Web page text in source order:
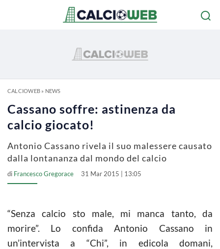
CALCIOWEB» NEWS
Cassano soffre: astinenza da
calcio giocato!
Antonio Cassano rivela il suo malessere causato
dalla lontananza dal mondo del calcio
di Francesco Gregorace 31 Mar 2015 | 13:05
“Senzacalcio sto male, mi manca tanto, da
morire”. Lo confida Antonio Cassano in
un’intervista a “Chi”, in edicola domani,